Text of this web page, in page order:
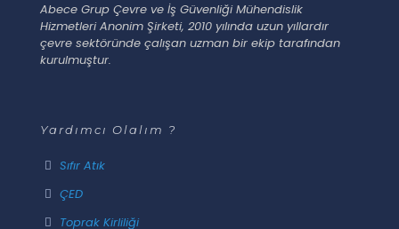
Abece Grup Çevre ve İş Güvenliği Mühendislik
Hizmetleri Anonim Şirketi, 2010 yılında uzun yıllardır
çevre sektöründe çalışan uzman bir ekip tarafından
kurulmuştur.
Yardımcı Olalım ?
Sıfır Atık
ÇED
Toprak Kirliliği